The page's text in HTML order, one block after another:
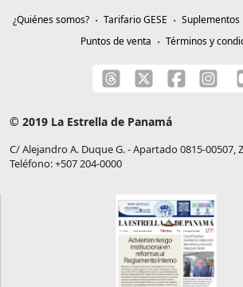
¿Quiénes somos? Tarifario GESE Suplementos
Puntos de venta
Términos y
© 2019 La Estrella de Panamá
C/ Alejandro A. Duque G. - Apartado 0815-00507,
Teléfono: +507 204-0000